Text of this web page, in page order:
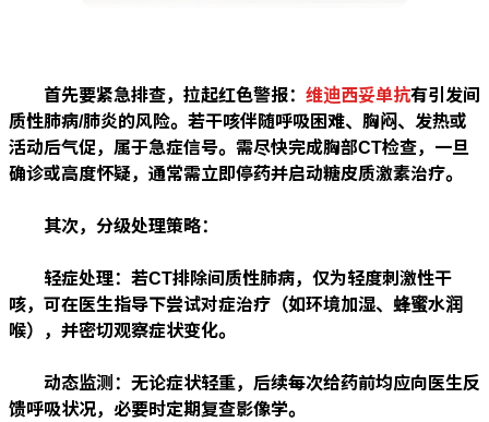
首先要紧急排查，拉起红色警报： 维迪西妥单抗有引发间
质性肺病/肺炎的风险。若干咳伴随呼吸困难、胸闷、发热或
活动后气促，属于急症信号。需尽快完成胸部CT检查，一旦
确诊或高度怀疑，通常需立即停药并启动糖皮质激素治疗。
其次，分级处理策略：
轻症处理：若CT排除间质性肺病，仅为轻度刺激性干
咳，可在医生指导下尝试对症治疗（如环境加湿、蜂蜜水润
喉），并密切观察症状变化。
动态监测：无论症状轻重，后续每次给药前均应向医生反
馈呼吸状况，必要时定期复查影像学。